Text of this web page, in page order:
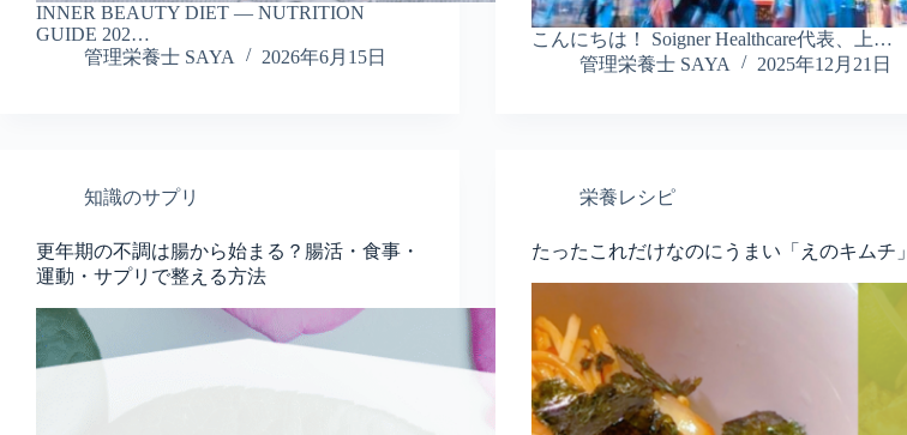
INNER BEAUTY DIET — NUTRITION
GUIDE 202…
管理栄養士 SAYA
2026年6月15日
こんにちは！ Soigner Healthcare代表、上…
管理栄養士 SAYA
2025年12月21日
知識のサプリ
更年期の不調は腸から始まる？腸活・食事・
運動・サプリで整える方法
栄養レシピ
たったこれだけなのにうまい「えのキムチ」